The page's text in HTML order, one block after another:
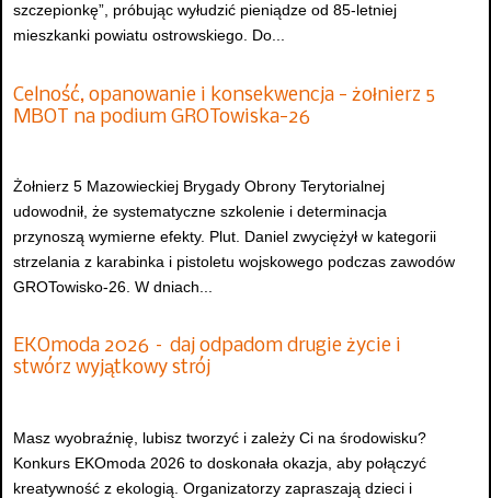
szczepionkę”, próbując wyłudzić pieniądze od 85-letniej
mieszkanki powiatu ostrowskiego. Do...
Celność, opanowanie i konsekwencja - żołnierz 5
MBOT na podium GROTowiska-26
Żołnierz 5 Mazowieckiej Brygady Obrony Terytorialnej
udowodnił, że systematyczne szkolenie i determinacja
przynoszą wymierne efekty. Plut. Daniel zwyciężył w kategorii
strzelania z karabinka i pistoletu wojskowego podczas zawodów
GROTowisko-26. W dniach...
EKOmoda 2026 – daj odpadom drugie życie i
stwórz wyjątkowy strój
Masz wyobraźnię, lubisz tworzyć i zależy Ci na środowisku?
Konkurs EKOmoda 2026 to doskonała okazja, aby połączyć
kreatywność z ekologią. Organizatorzy zapraszają dzieci i